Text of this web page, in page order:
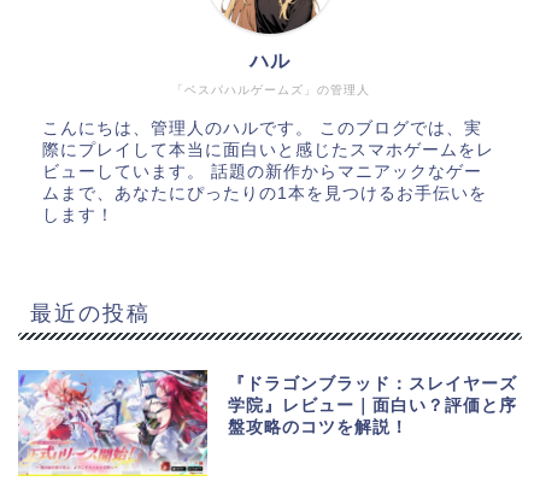
「ベスパハルゲームズ」の管理人
ハル
こんにちは、管理人のハルです。 このブログでは、実
際にプレイして本当に面白いと感じたスマホゲームをレ
ビューしています。 話題の新作からマニアックなゲー
ムまで、あなたにぴったりの1本を見つけるお手伝いを
します！
最近の投稿
『ドラゴンブラッド：スレイヤーズ
学院』レビュー｜面白い？評価と序
盤攻略のコツを解説！